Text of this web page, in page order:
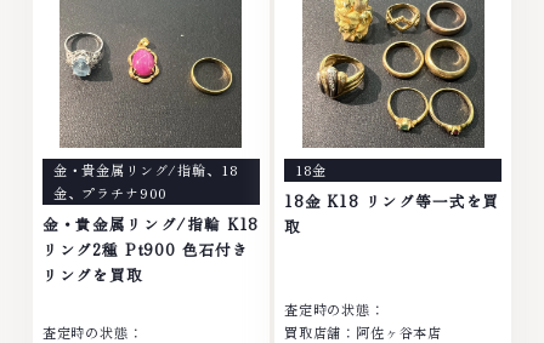
金・プラチナ等のアクセサリー・
貴金属・宝石・ダイヤモンド・ジ
ュエリーや ブランド品・時計等
は特に自信を持って、高額査定を
実現しております。 古くて使わ
なくなってしまったアクセサリ
ー、動かなくなってしまった腕時
計、多くのお品物の高価買取りを
実現しており、他店ではお値段の
付かなかったお品物でも、一点一
点丁寧に無料で査定します。お気
軽にご連絡ください。TEL:
0120-959-764営業時間: 10:00
ヤモンド・ジュエリーや ブラン
ド品・時計等は特に自信を持っ
て、高額査定を実現しておりま
す。 古くて使わなくなってしま
ったアクセサリー、動かなくなっ
てしまった腕時計、多くのお品物
の高価買取りを実現しており、他
店ではお値段の付かなかったお品
物でも、一点一点丁寧に無料で査
定します。お気軽にご連絡くださ
金・貴金属リング/指輪、 18
金、 プラチナ900
金・貴金属リング/指輪 K18
リング2種 Pt900 色石付き
リングを買取
査定時の状態：
18金
18金 K18 リング等一式を買
取
査定時の状態：
買取店舗：阿佐ヶ谷本店